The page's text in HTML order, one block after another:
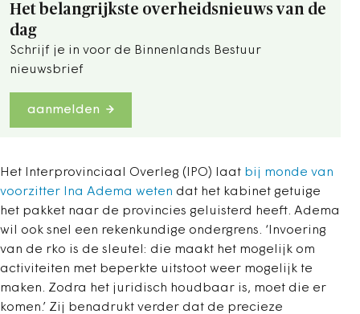
Het belangrijkste overheidsnieuws van de
dag
Schrijf je in voor de Binnenlands Bestuur
nieuwsbrief
aanmelden
Het Interprovinciaal Overleg (IPO) laat bij monde van
voorzitter Ina Adema weten dat het kabinet getuige
het pakket naar de provincies geluisterd heeft. Adema
wil ook snel een rekenkundige ondergrens. ‘Invoering
van de rko is de sleutel: die maakt het mogelijk om
activiteiten met beperkte uitstoot weer mogelijk te
maken. Zodra het juridisch houdbaar is, moet die er
komen.’ Zij benadrukt verder dat de precieze